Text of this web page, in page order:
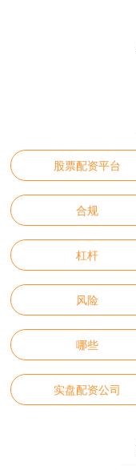
股票配资平台
合规
杠杆
风险
哪些
实盘配资公司